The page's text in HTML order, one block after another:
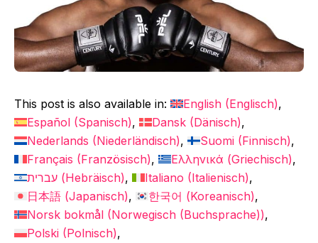
This post is also available in: English (Englisch)
Español (Spanisch) Dansk (Dänisch)
Nederlands (Niederländisch) Suomi (Finnisch)
Français (Französisch) Ελληνικά (Griechisch)
עברית (Hebräisch) Italiano (Italienisch)
日本語 (Japanisch) 한국어 (Koreanisch)
Norsk bokmål (Norwegisch (Buchsprache))
Polski (Polnisch)